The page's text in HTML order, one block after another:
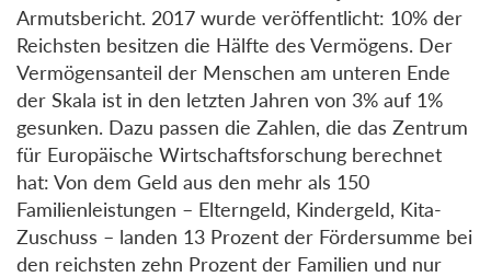
Armutsbericht. 2017 wurde veröffentlicht: 10% der
Reichsten besitzen die Hälfte des Vermögens. Der
Vermögensanteil der Menschen am unteren Ende
der Skala ist in den letzten Jahren von 3% auf 1%
gesunken. Dazu passen die Zahlen, die das Zentrum
für Europäische Wirtschaftsforschung berechnet
hat: Von dem Geld aus den mehr als 150
Familienleistungen – Elterngeld, Kindergeld, Kita-
Zuschuss – landen 13 Prozent der Fördersumme bei
den reichsten zehn Prozent der Familien und nur